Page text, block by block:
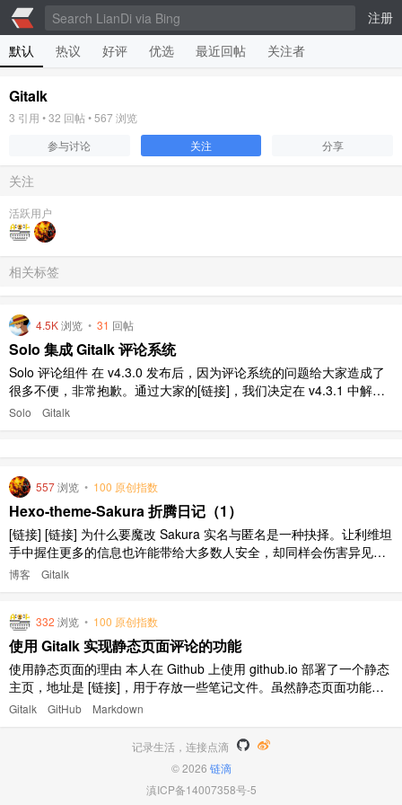
注册
默认
热议 好评 优选 最近回帖 关注者
Gitalk
3 引用 •32 回帖 •567 浏览
参与讨论
关注 分享
关注
活跃用户
相关标签
4.5K浏览 • 31 回帖
Solo 集成 Gitalk 评论系统
Solo 评论组件 在 v4.3.0 发布后，因为评论系统的问题给大家造成了
很多不便，非常抱歉。通过大家的[链接]，我们决定在 v4.3.1 中解决
该问题。 解决方案是引入 [链接] 作为默认评论组件，它会将评论数据
Solo Gitalk
557浏览 • 100 原创指数
Hexo-theme-Sakura 折腾日记（1）
[链接] [链接] 为什么要魔改 Sakura 实名与匿名是一种抉择。让利维坦
手中握住更多的信息也许能带给大多数人安全，却同样会伤害异见
者。而事实证明，异见者并不总是出于恶意动机。何况“对事不对人”
..
博客 Gitalk
332 浏览 • 100 原创指数
使用 Gitalk 实现静态页面评论的功能
使用静态页面的理由 本人在 Github 上使用 github.io 部署了一个静态
主页，地址是 [链接]，用于存放一些笔记文件。虽然静态页面功能
少，自动化程度低，不过 github.io 的优点在于页面完全随自己设计，
Gitalk GitHub Markdown
记录生活，连接点滴
© 2026 链滴
滇ICP备14007358号-5